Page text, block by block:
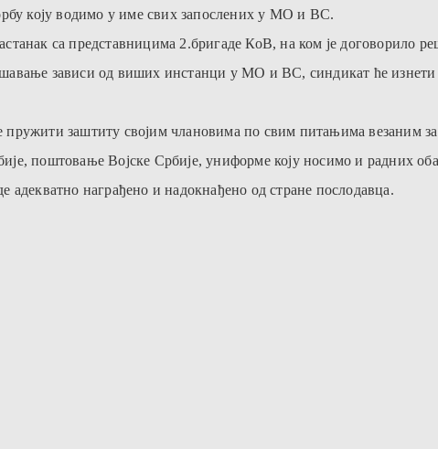
коју водимо у име свих запослених у МО и ВС.
са представницима 2.бригаде КоВ, на ком је договорило
зависи од виших инстанци у МО и ВС, синдикат ће изнети
пружити заштиту својим члановима по свим питањима везаним
поштовање Војске Србије, униформе коју носимо и радних
адекватно награђено и надокнађено од стране послодавца.